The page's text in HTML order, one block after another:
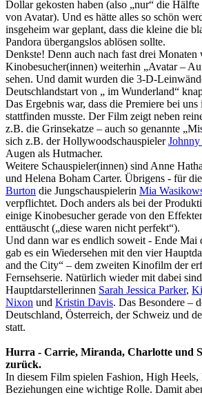
Dollar gekosten haben (also „nur“ die
von Avatar). Und es hätte alles so schön
insgeheim war geplant, dass die kleine die
Pandora übergangslos ablösen sollte.
Denkste! Denn auch nach fast drei Monaten
Kinobesucher(innen) weiterhin „Avatar –
sehen. Und damit wurden die 3-D-
Deutschlandstart von „ im Wunderland“
Das Ergebnis war, dass die Premiere bei
stattfinden musste. Der Film zeigt neben
z.B. die Grinsekatze – auch so genannte
sich z.B. der Hollywoodschauspieler
Augen als Hutmacher.
Weitere Schauspieler(innen) sind Anne
und Helena Boham Carter. Übrigens - für
Burton die Jungschauspielerin Mia
verpflichtet. Doch anders als bei der
einige Kinobesucher gerade von den
enttäuscht („diese waren nicht perfekt“).
Und dann war es endlich soweit - Ende Mai
gab es ein Wiedersehen mit den vier
and the City“ – dem zweiten Kinofilm der
Fernsehserie. Natürlich wieder mit dabei
Hauptdarstellerinnen Sarah Jessica Parker,
Nixon und Kristin Davis. Das Besondere –
Deutschland, Österreich, der Schweiz und
statt.
Hurra - Carrie, Miranda, Charlotte und
zurück.
In diesem Film spielen Fashion, High Heels,
Beziehungen eine wichtige Rolle. Damit